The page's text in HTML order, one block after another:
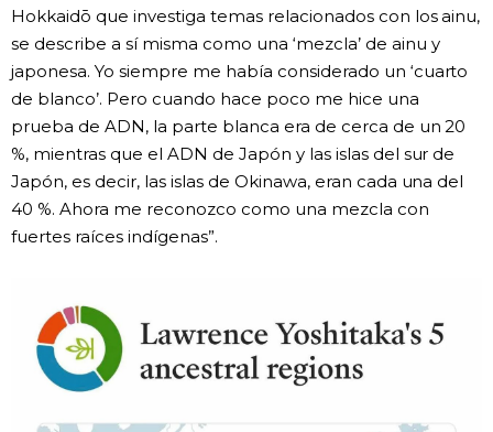
Hokkaidō que investiga temas relacionados con los ainu,
se describe a sí misma como una ‘mezcla’ de ainu y
japonesa. Yo siempre me había considerado un ‘cuarto
de blanco’. Pero cuando hace poco me hice una
prueba de ADN, la parte blanca era de cerca de un 20
%, mientras que el ADN de Japón y las islas del sur de
Japón, es decir, las islas de Okinawa, eran cada una del
40 %. Ahora me reconozco como una mezcla con
fuertes raíces indígenas”.